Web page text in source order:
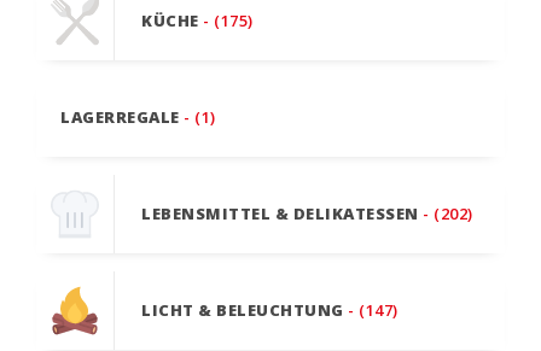
KÜCHE - (175)
LAGERREGALE - (1)
LEBENSMITTEL & DELIKATESSEN - (202)
LICHT & BELEUCHTUNG - (147)